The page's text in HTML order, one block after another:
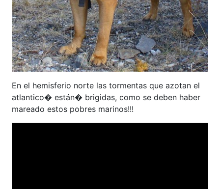
En el hemisferio norte las tormentas que azotan el
atlantico� están� brigidas, como se deben haber
mareado estos pobres marinos!!!